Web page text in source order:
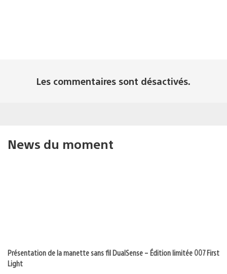
Les commentaires sont désactivés.
News du moment
Présentation de la manette sans fil DualSense – Édition limitée 007 First
Light